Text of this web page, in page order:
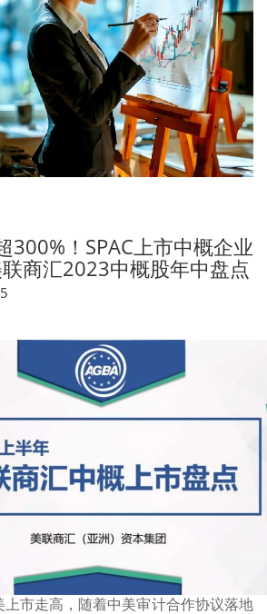
300%！SPAC上市中概企业
商汇2023中概股年中盘点
上市走高，随着中美审计合作协议落地